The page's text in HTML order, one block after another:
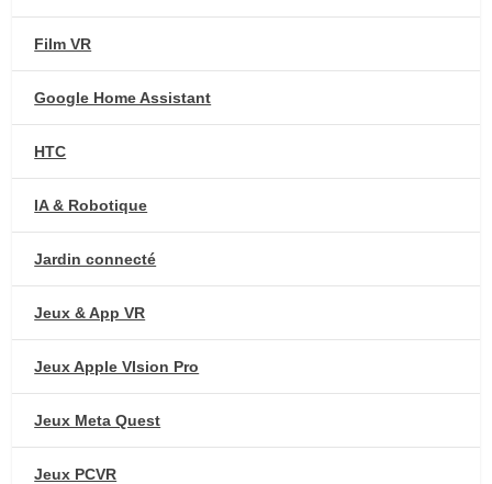
Film VR
Google Home Assistant
HTC
IA & Robotique
Jardin connecté
Jeux & App VR
Jeux Apple VIsion Pro
Jeux Meta Quest
Jeux PCVR